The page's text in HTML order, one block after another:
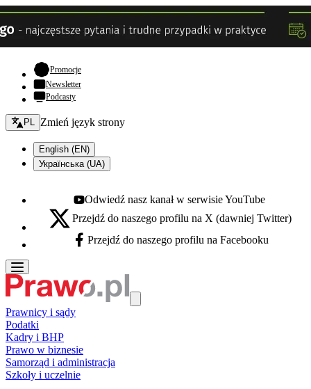
Promocje- otwiera się w nowej karcie
Newsletter
Podcasty
Zmień język - bieżący:
PL Zmień język strony
English (EN)
Українська (UA)
Youtube - otwiera się w nowej karcie
Odwiedź nasz kanał w serwisie YouTube
X - otwiera się w nowej karcie
Przejdź do naszego profilu na X (dawniej Twitter)
Facebook - otwiera się w nowej karcie
Przejdź do naszego profilu na Facebooku
Prawnicy i sądy
Podatki
Kadry i BHP
Prawo w biznesie
Samorząd i administracja
Szkoły i uczelnie